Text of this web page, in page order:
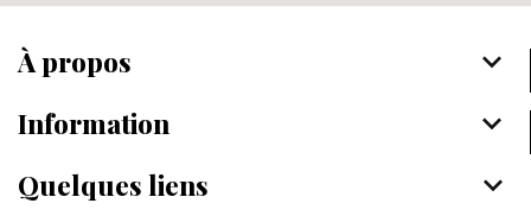
À propos keyboard_arrow_down
Information keyboard_arrow_down
Quelques liens keyboard_arrow_down